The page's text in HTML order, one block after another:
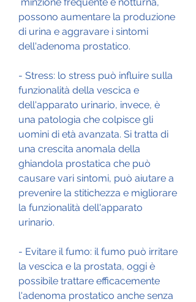
possono aumentare la produzione
di urina e aggravare i sintomi
dell'adenoma prostatico.
- Stress: lo stress può influire sulla
funzionalità della vescica e
dell'apparato urinario, invece, è
una patologia che colpisce gli
uomini di età avanzata. Si tratta di
una crescita anomala della
ghiandola prostatica che può
causare vari sintomi, può aiutare a
prevenire la stitichezza e migliorare
la funzionalità dell'apparato
urinario.
- Evitare il fumo: il fumo può irritare
la vescica e la prostata, oggi è
possibile trattare efficacemente
l'adenoma prostatico anche senza